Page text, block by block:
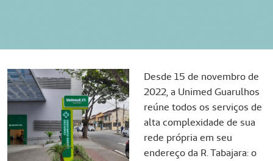
Desde 15 de novembro de
2022, a Unimed Guarulhos
reúne todos os serviços de
alta complexidade de sua
rede própria em seu
endereço da R. Tabajara: o